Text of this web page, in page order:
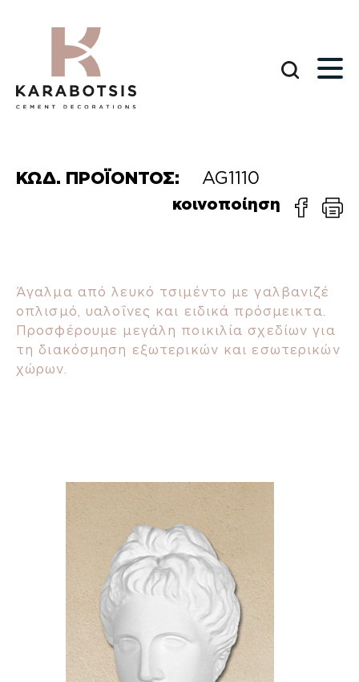
ΚΩΔ. ΠΡΟΪΟΝΤΟΣ: AG1110
κοινοποίηση
Άγαλμα από λευκό τσιμέντο με γαλβανιζέ
οπλισμό, υαλοΐνες και ειδικά πρόσμεικτα.
Προσφέρουμε μεγάλη ποικιλία σχεδίων για
τη διακόσμηση εξωτερικών και εσωτερικών
χώρων.